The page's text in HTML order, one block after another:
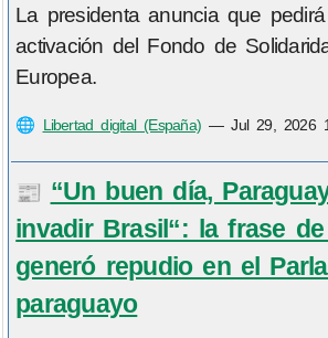
La presidenta anuncia que
activación del Fondo de
Europea.
🌐 Libertad digital (España) —Jul 29, 2026
📰 “Un buen día,
invadir Brasil“: la frase
generó repudio en el
paraguayo